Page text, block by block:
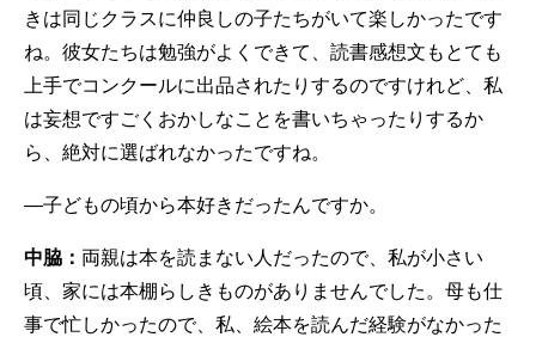
きは同じクラスに仲良しの子たちがいて楽しかったです
ね。彼女たちは勉強がよくできて、読書感想文もとても
上手でコンクールに出品されたりするのですけれど、私
は妄想ですごくおかしなことを書いちゃったりするか
ら、絶対に選ばれなかったですね。
—子どもの頃から本好きだったんですか。
中脇： 両親は本を読まない人だったので、私が小さい
頃、家には本棚らしきものがありませんでした。母も仕
事で忙しかったので、私、絵本を読んだ経験がなかった